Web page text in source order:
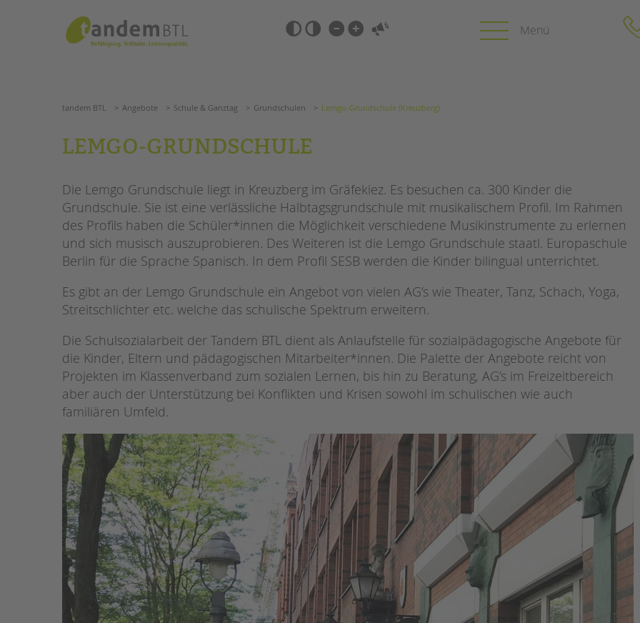
Barrierefrei-
Einstellungen
überspringen
ANGEBOTE
SCHULE & GANZTAG
Grundschulen
Oberschulen
Förderzentren
Kollegs
EFöB
Schulbezogene Sozialarbeit
Tagesgruppen
EINGLIEDERUNGSHILFE
BETREUTES WOHNEN
TANDEM BTL AKADEMIE
Zertfikatskurse
Seminarkalender
STADTTEILARBEIT
PROFIL | LEITBILD
Kinder- und Jugendschutz
Unsere Videos
Gesellschafter VdK
schoolcoach BTL
tandem international
NEWS/BLOG
unkuerzbar
tandem BTL Angebote Grundschulen Lemgo-Grundschule (Kreuzberg)
tandem BTL Angebote Schule & Ganztag Grundschulen Lemgo-Grundschule (Kreuzberg)
LEMGO-GRUNDSCHULE
Die Lemgo Grundschule liegt in Kreuzberg im Gräfekiez. Es besuchen ca. 300 Kinder die
Grundschule. Sie ist eine verlässliche Halbtagsgrundschule mit musikalischem Profil. Im Rahmen
des Profils haben die Schüler*innen die Möglichkeit verschiedene Musikinstrumente zu erlernen
und sich musisch auszuprobieren. Des Weiteren ist die Lemgo Grundschule staatl. Europaschule
Berlin für die Sprache Spanisch. In dem Profil SESB werden die Kinder bilingual unterrichtet.
Es gibt an der Lemgo Grundschule ein Angebot von vielen AG’s wie Theater, Tanz, Schach, Yoga,
Streitschlichter etc. welche das schulische Spektrum erweitern.
Die Schulsozialarbeit der Tandem BTL dient als Anlaufstelle für sozialpädagogische Angebote für
die Kinder, Eltern und pädagogischen Mitarbeiter*innen. Die Palette der Angebote reicht von
Projekten im Klassenverband zum sozialen Lernen, bis hin zu Beratung, AG’s im Freizeitbereich
aber auch der Unterstützung bei Konflikten und Krisen sowohl im schulischen wie auch
familiären Umfeld.